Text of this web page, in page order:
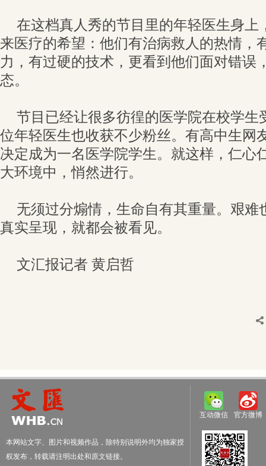
在这档真人秀的节目里的年轻医生身上
来医疗的希望：他们有治病救人的热情，
力，有过硬的技术，更看到他们面对错误
态。
节目已经让很多彷徨的医学院在校学生
位年轻医生也收获不少粉丝。有高中生网
决定成为一名医学院学生。就这样，仁心
大环境中，悄然进行。
无须过分煽情，生命自有其重量。艰难
真实呈现，就都会被看见。
文汇报记者 黄启哲
本网站文字、图片和视频作品，除特别说明外均为独家授
权发布，转载请注明出处和原文链接。
互动微信 官方微博